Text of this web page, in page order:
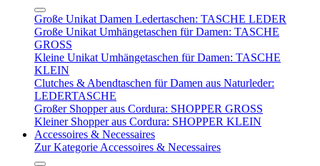
Große Unikat Damen Ledertaschen: TASCHE LEDER
Große Unikat Umhängetaschen für Damen: TASCHE
GROSS
Kleine Unikat Umhängetaschen für Damen: TASCHE
KLEIN
Clutches & Abendtaschen für Damen aus Naturleder:
LEDERTASCHE
Großer Shopper aus Cordura: SHOPPER GROSS
Kleiner Shopper aus Cordura: SHOPPER KLEIN
Accessoires & Necessaires
Zur Kategorie Accessoires & Necessaires